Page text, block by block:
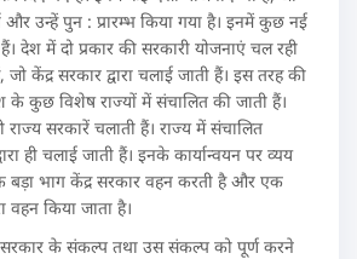
उन्हें पुन : प्रारम्भ किया गया है। इनमें कुछ नई
देश में दो प्रकार की सरकारी योजनाएं चल रही
केंद्र सरकार द्वारा चलाई जाती हैं। इस तरह की
के कुछ विशेष राज्यों में संचालित की जाती हैं।
राज्य सरकारें चलाती हैं। राज्य में संचालित
ही चलाई जाती हैं। इनके कार्यान्वयन पर व्यय
बड़ा भाग केंद्र सरकार वहन करती है और एक
वहन किया जाता है।
के संकल्प तथा उस संकल्प को पूर्ण करने